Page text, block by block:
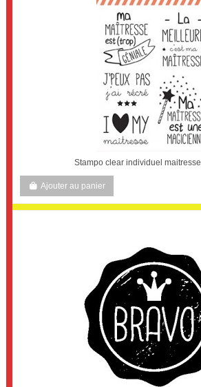
Stampo clear individuel maitresse
Ajouter au panier